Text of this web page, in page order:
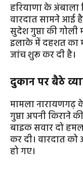
हरियाणा के
वारदात सामने आई
सुदेश गुप्ता की
इलाके में दहशत का
जांच शुरू कर दी है।
दुकान पर बैठे
मामला नारायणगढ़
गुप्ता अपनी किराने
बाइक सवार दो
कर दी। वारदात
हो गए।